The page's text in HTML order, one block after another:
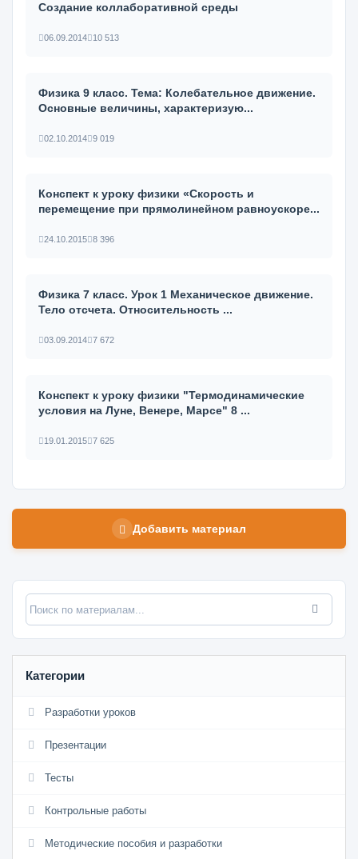
Создание коллаборативной среды
06.09.2014 10 513
Физика 9 класс. Тема: Колебательное движение.
Основные величины, характеризую...
02.10.2014 9 019
Конспект к уроку физики «Скорость и
перемещение при прямолинейном равноускоре...
24.10.2015 8 396
Физика 7 класс. Урок 1 Механическое движение.
Тело отсчета. Относительность ...
03.09.2014 7 672
Конспект к уроку физики "Термодинамические
условия на Луне, Венере, Марсе" 8 ...
19.01.2015 7 625
Добавить материал
Категории
Разработки уроков
Презентации
Тесты
Контрольные работы
Методические пособия и разработки